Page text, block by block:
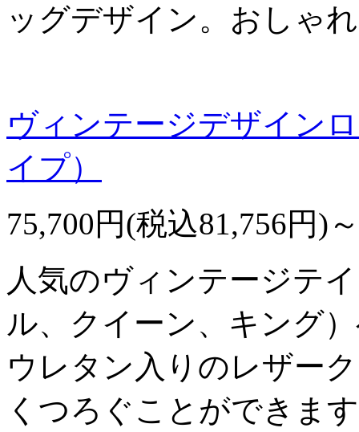
ッグデザイン。おしゃ
ヴィンテージデザイン
イプ）
75,700円(税込81,756円)～
人気のヴィンテージテ
ル、クイーン、キング
ウレタン入りのレザー
くつろぐことができま